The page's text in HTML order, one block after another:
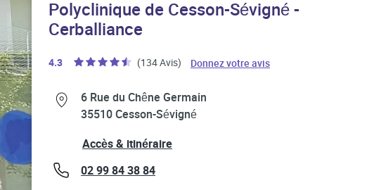
Polyclinique de Cesson-Sévigné -
Cerballiance
4.3 (134 Avis)
Link Opens in New Tab Donnez votre avisLink Opens in New Tab
6 Rue du Chêne Germain
35510Cesson-Sévigné
Link Opens in New Tab
Accès & itinéraireLink Opens in New Tab
phone
02 99 84 38 84